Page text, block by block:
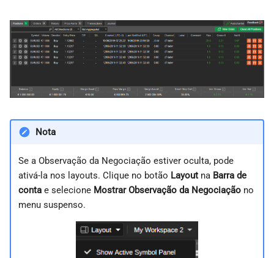
Русский
Türkçe
q
u
a
História
Alertas de preços
Nota
Se a Observação da Negociação estiver oculta, pode
ativá-la nos layouts. Clique no botão Layoutna Barra de
contae selecione Mostrar Observação da Negociaçãono
menu suspenso.